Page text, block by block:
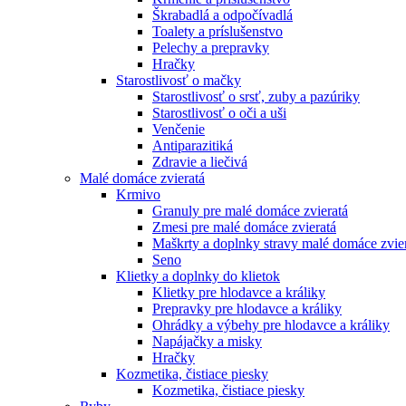
Škrabadlá a odpočívadlá
Toalety а príslušenstvo
Pelechy a prepravky
Hračky
Starostlivosť o mačky
Starostlivosť o srsť, zuby a pazúriky
Starostlivosť o oči a uši
Venčenie
Antiparazitiká
Zdravie a liečivá
Malé domáce zvieratá
Krmivo
Granuly pre malé domáce zvieratá
Zmesi pre malé domáce zvieratá
Maškrty a doplnky stravy malé domáce
Seno
Klietky a doplnky do klietok
Klietky pre hlodavce a králiky
Prepravky pre hlodavce a králiky
Ohrádky a výbehy pre hlodavce a králiky
Napájačky a misky
Hračky
Kozmetika, čistiace piesky
Kozmetika, čistiace piesky